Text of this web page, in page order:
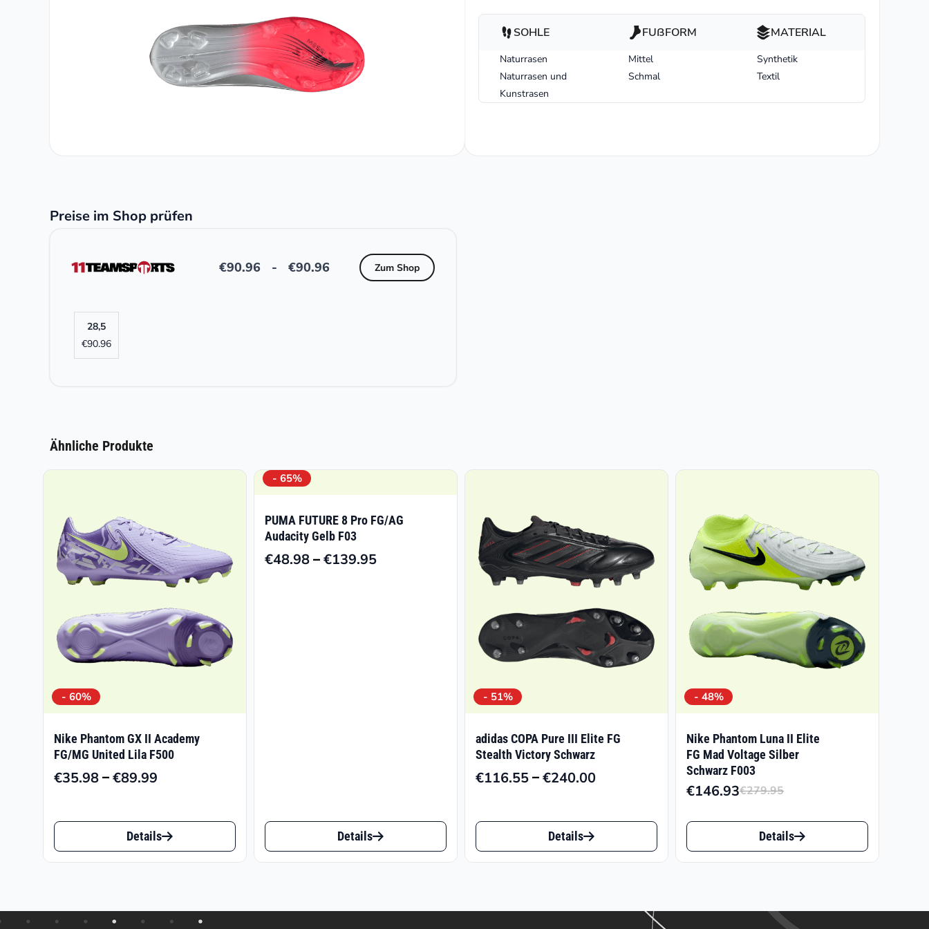
SOHLE
Naturrasen
Naturrasen und
Kunstrasen
FUßFORM
Mittel
Schmal
MATERIAL
Synthetik
Textil
Preise im Shop prüfen
€90.96 - €90.96 Zum Shop
28,5
€90.96
Ähnliche Produkte
- 60%
Nike Phantom GX II Academy
FG/MG United Lila F500
€35.98–€89.99Preisspanne:
bis
€89.99
Dieses
Produkt
Varianten
Details
- 65%
PUMA FUTURE 8 Pro FG/AG
Audacity Gelb F03
€48.98–€139.95Preisspanne:
Dieses
Produkt
Details
- 51%
adidas COPA Pure III Elite FG
Stealth Victory Schwarz
€116.55–€240.00Preisspanne:
bis
Dieses
Produkt
Details
- 48%
Nike Phantom Luna II Elite
FG Mad Voltage Silber
Schwarz F003
€279.95
Preis
war:
€279.95
€146.93
Preis
ist:
€146.93.
Dieses
Produkt
Details